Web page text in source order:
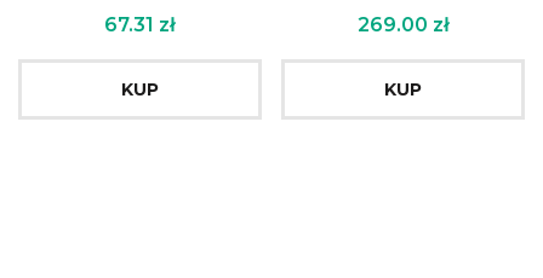
67.31 zł
KUP
269.00 zł
KUP